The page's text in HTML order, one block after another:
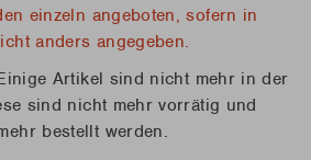
einzeln angeboten, sofern in
anders angegeben.
Artikel sind nicht mehr in der
sind nicht mehr vorrätig und
bestellt werden.